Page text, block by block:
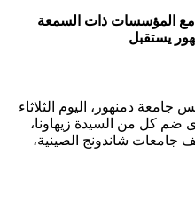
مع المؤسسات ذات السمعة
يستقبل
جامعة دمنهور، اليوم الثلاثاء
ضم كل من السيدة زيهاونا،
جامعات شاندونج الصينية،